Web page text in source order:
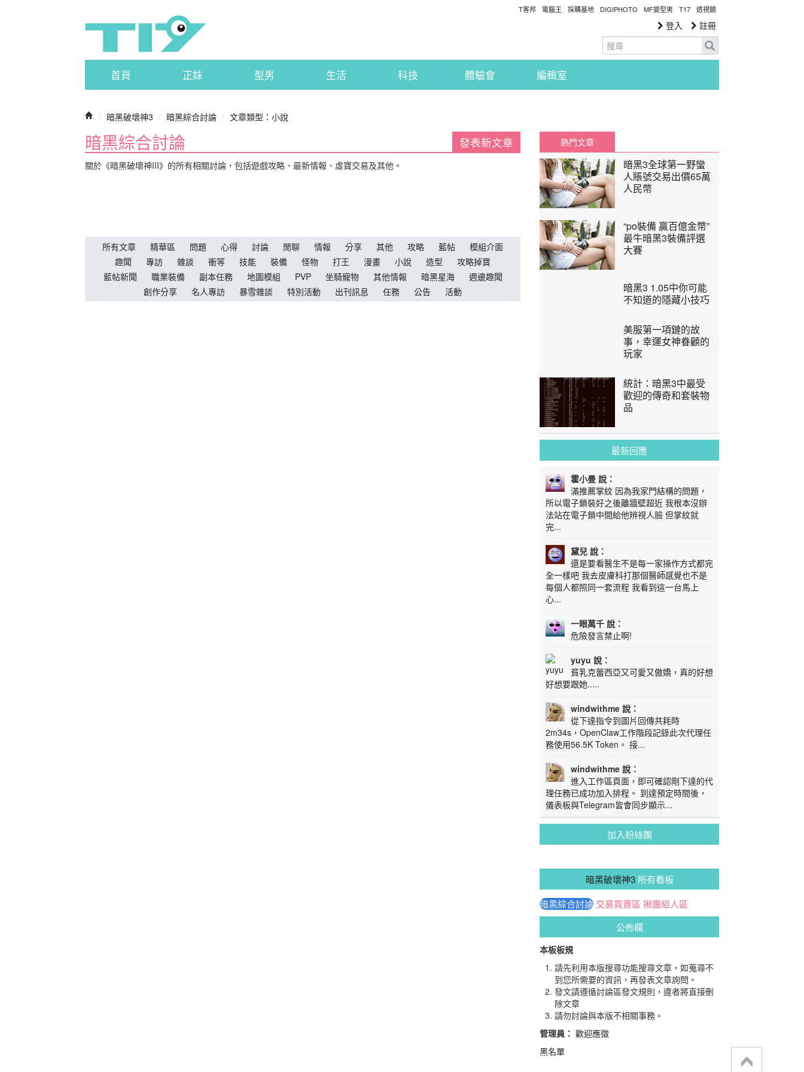
T客邦 電腦王 採購基地 DIGIPHOTO MF變型男 T17 透視鏡
登入 註冊
首頁 正妹 型男 生活 科技 體驗會 編輯室
/ 暗黑破壞神3 / 暗黑綜合討論 / 文章類型：小說
發表新文章
暗黑綜合討論
關於《暗黑破壞神III》的所有相關討論，包括遊戲攻略、最新情報、虛寶交易及其他。
所有文章 精華區 問題 心得 討論 閒聊 情報 分享 其他 攻略 藍帖
模組介面
趣聞
專訪 雜談 衝等 技能 裝備 怪物 打王 漫畫 小說 造型
攻略掉寶
藍帖新聞
職業裝備 副本任務 地圖模組 PVP 坐騎寵物 其他情報 暗黑星海
週邊趣聞
創作分享
名人專訪 暴雪雜談 特別活動 出刊訊息 任務 公告 活動
熱門文章
暗黑3全球第一野蠻
人賬號交易出價65萬
人民幣
“po裝備 贏百億金幣”
最牛暗黑3裝備評選
大賽
暗黑3 1.05中你可能
不知道的隱藏小技巧
美服第一項鏈的故
事，幸運女神眷顧的
玩家
統計：暗黑3中最受
歡迎的傳奇和套裝物
品
最新回應
霍小曼 說：
滿推薦掌紋 因為我家門結構的問題，
所以電子鎖裝好之後離牆壁超近 我根本沒辦
法站在電子鎖中間給他辨視人臉 但掌紋就
完...
黛兒 說：
還是要看醫生不是每一家操作方式都完
全一樣吧 我去皮膚科打那個醫師感覺也不是
每個人都照同一套流程 我看到這一台馬上
心...
一眼萬千 說：
危險發言禁止啊!
yuyu 說：
貧乳克蕾西亞又可愛又傲嬌，真的好想
好想要跟她.....
windwithme 說：
從下達指令到圖片回傳共耗時
2m34s，OpenClaw工作階段記錄此次代理任
務使用56.5K Token。 接...
windwithme 說：
進入工作區頁面，即可確認剛下達的代
理任務已成功加入排程。 到達預定時間後，
儀表板與Telegram皆會同步顯示...
加入粉絲團
暗黑破壞神3所有看板
暗黑綜合討論 交易買賣區 揪團組人區
公佈欄
本板板規
請先利用本版搜尋功能搜尋文章，如蒐尋不
到您所需要的資訊，再發表文章詢問。
發文請遵循討論區發文規則，違者將直接刪
除文章
請勿討論與本版不相關事務。
管理員： 歡迎應徵
黑名單